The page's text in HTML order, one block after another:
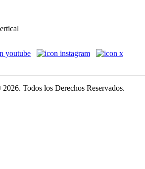
Todos los Derechos Reservados.